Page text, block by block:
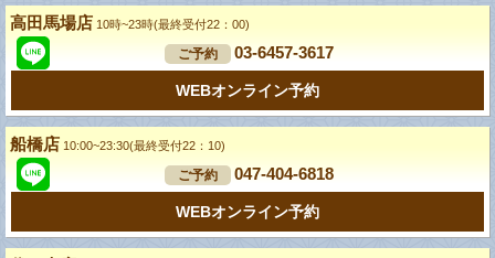
高田馬場店 10時~23時(最終受付22：00)
ご予約 03-6457-3617
WEBオンライン予約
船橋店 10:00~23:30(最終受付22：10)
ご予約 047-404-6818
WEBオンライン予約